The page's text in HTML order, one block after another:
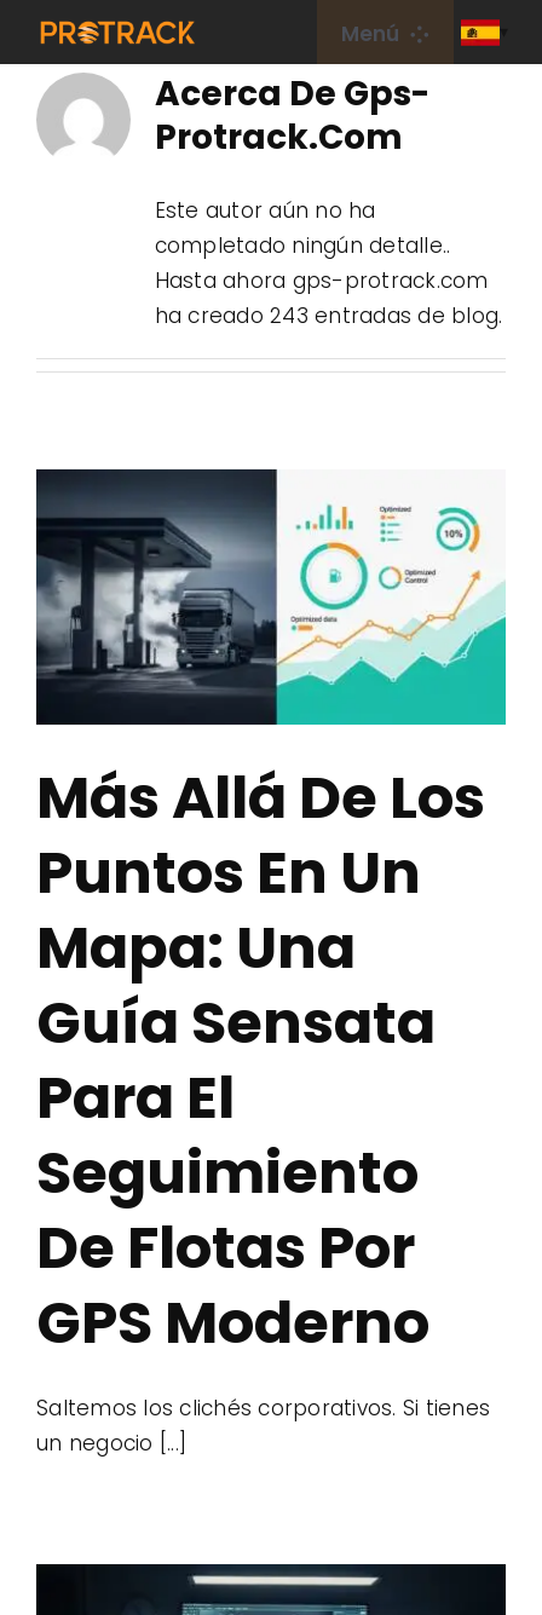
saltar
contenido
Menú
Hogar
Sobre nosotros
Contacto
Casos de uso
Acerca De Gps-
Protrack.com
Este autor aún no ha
completado ningún detalle..
Hasta ahora gps-protrack.com
ha creado 243 entradas de blog.
Más Allá De Los
Puntos En Un
Mapa: Una
Guía Sensata
Para El
Seguimiento
De Flotas Por
GPS Moderno
Saltemos los clichés corporativos. Si tienes
un negocio [...]